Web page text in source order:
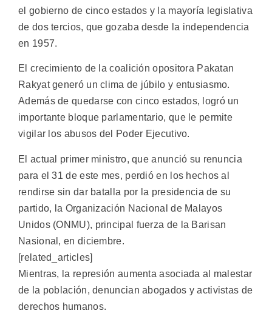
el gobierno de cinco estados y la mayoría legislativa
de dos tercios, que gozaba desde la independencia
en 1957.
El crecimiento de la coalición opositora Pakatan
Rakyat generó un clima de júbilo y entusiasmo.
Además de quedarse con cinco estados, logró un
importante bloque parlamentario, que le permite
vigilar los abusos del Poder Ejecutivo.
El actual primer ministro, que anunció su renuncia
para el 31 de este mes, perdió en los hechos al
rendirse sin dar batalla por la presidencia de su
partido, la Organización Nacional de Malayos
Unidos (ONMU), principal fuerza de la Barisan
Nasional, en diciembre.
[related_articles]
Mientras, la represión aumenta asociada al malestar
de la población, denuncian abogados y activistas de
derechos humanos.